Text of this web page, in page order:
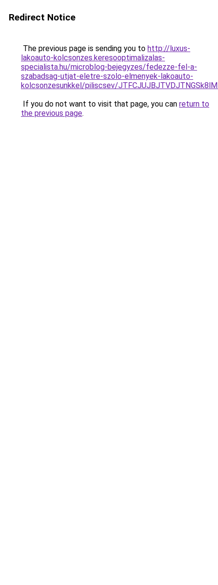
Redirect Notice
The previous page is sending you to http://luxus-
lakoauto-kolcsonzes.keresooptimalizalas-
specialista.hu/microblog-bejegyzes/fedezze-fel-a-
szabadsag-utjat-eletre-szolo-elmenyek-lakoauto-
kolcsonzesunkkel/piliscsev/
If you do not want to visit that page, you can return to
the previous page.